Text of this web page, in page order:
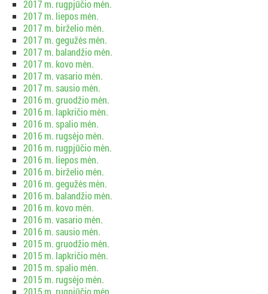
2017 m. rugpjūčio mėn.
2017 m. liepos mėn.
2017 m. birželio mėn.
2017 m. gegužės mėn.
2017 m. balandžio mėn.
2017 m. kovo mėn.
2017 m. vasario mėn.
2017 m. sausio mėn.
2016 m. gruodžio mėn.
2016 m. lapkričio mėn.
2016 m. spalio mėn.
2016 m. rugsėjo mėn.
2016 m. rugpjūčio mėn.
2016 m. liepos mėn.
2016 m. birželio mėn.
2016 m. gegužės mėn.
2016 m. balandžio mėn.
2016 m. kovo mėn.
2016 m. vasario mėn.
2016 m. sausio mėn.
2015 m. gruodžio mėn.
2015 m. lapkričio mėn.
2015 m. spalio mėn.
2015 m. rugsėjo mėn.
2015 m. rugpjūčio mėn.